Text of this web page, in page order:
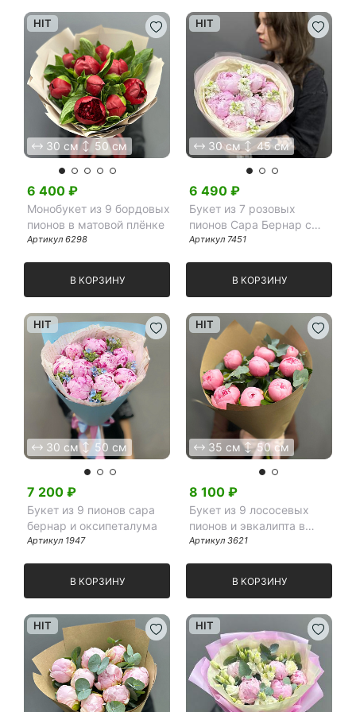
30 см 50 см
HIT
6 400 ₽
Монобукет из 9 бордовых
пионов в матовой плёнке
Артикул 6298
В КОРЗИНУ
30 см 45 см
HIT
6 490 ₽
Букет из 7 розовых
пионов Сара Бернар с
маттиолой в упаковке
Артикул 7451
В КОРЗИНУ
30 см 50 см
HIT
7 200 ₽
Букет из 9 пионов сара
бернар и оксипеталума
Артикул 1947
В КОРЗИНУ
35 см 50 см
HIT
8 100 ₽
Букет из 9 лососевых
пионов и эвкалипта в
крафте
Артикул 3621
В КОРЗИНУ
HIT HIT